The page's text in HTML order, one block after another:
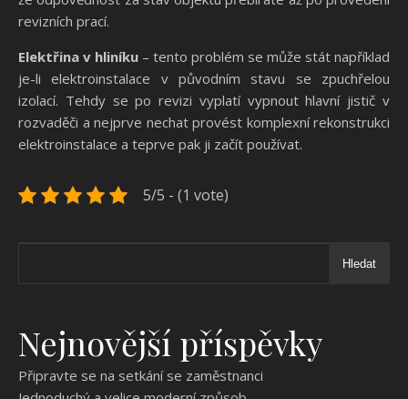
revizních prací.
Elektřina v hliníku – tento problém se může stát například
je-li elektroinstalace v původním stavu se zpuchřelou
izolací. Tehdy se po revizi vyplatí vypnout hlavní jistič v
rozvaděči a nejprve nechat provést komplexní rekonstrukci
elektroinstalace a teprve pak ji začít používat.
5/5 - (1 vote)
Hledat
Nejnovější příspěvky
Připravte se na setkání se zaměstnanci